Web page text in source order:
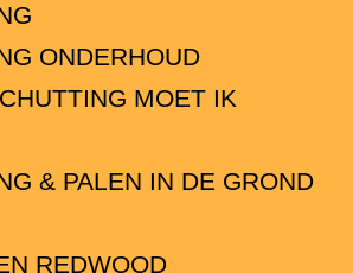
ONDERHOUD
MOET IK
& PALEN IN DE GROND
REDWOOD